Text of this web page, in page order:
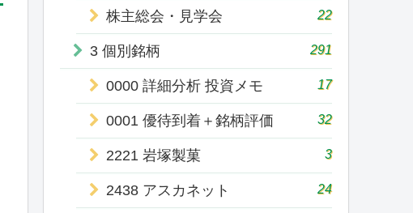
株主総会・見学会 22
3 個別銘柄 291
0000 詳細分析 投資メモ 17
0001 優待到着＋銘柄評価 32
2221 岩塚製菓 3
2438 アスカネット 24